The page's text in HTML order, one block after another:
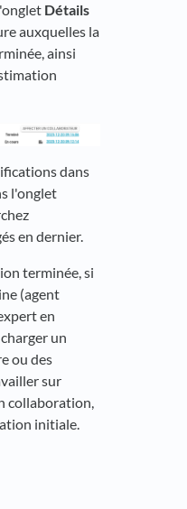
Détails
auxquelles la
ainsi
dans
l'onglet
en dernier.
terminée, si
(agent
en
un
ou des
sur
collaboration,
initiale.